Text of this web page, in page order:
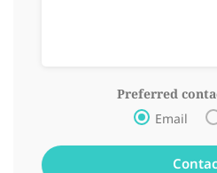
Preferred
Email